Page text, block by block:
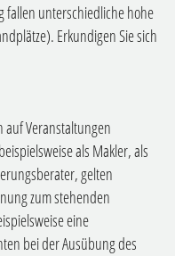
fallen unterschiedliche hohe
Erkundigen Sie sich
auf Veranstaltungen
als Makler, als
gelten
zum stehenden
eine
bei der Ausübung des